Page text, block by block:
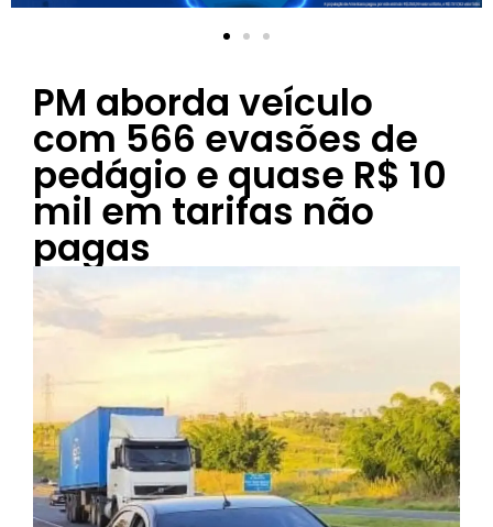
PM aborda veículo
com 566 evasões de
pedágio e quase R$ 10
mil em tarifas não
pagas